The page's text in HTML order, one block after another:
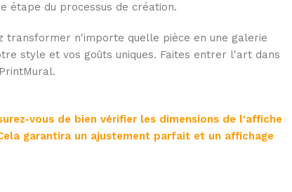
étape du processus de création.
transformer n'importe quelle pièce en une galerie
style et vos goûts uniques. Faites entrer l'art dans
vous de bien vérifier les dimensions de l'affiche
garantira un ajustement parfait et un affichage